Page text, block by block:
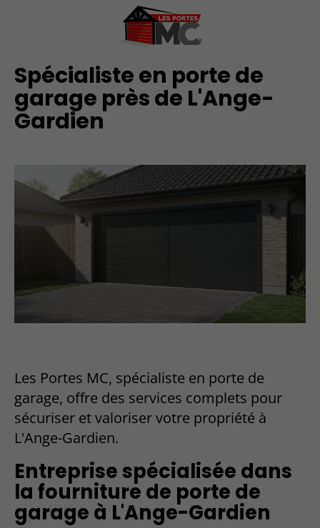
Spécialiste en porte de
garage près de L'Ange-
Gardien
Les Portes MC, spécialiste en porte de
garage, offre des services complets pour
sécuriser et valoriser votre propriété à
L'Ange-Gardien.
Entreprise spécialisée dans
la fourniture de porte de
garage à L'Ange-Gardien